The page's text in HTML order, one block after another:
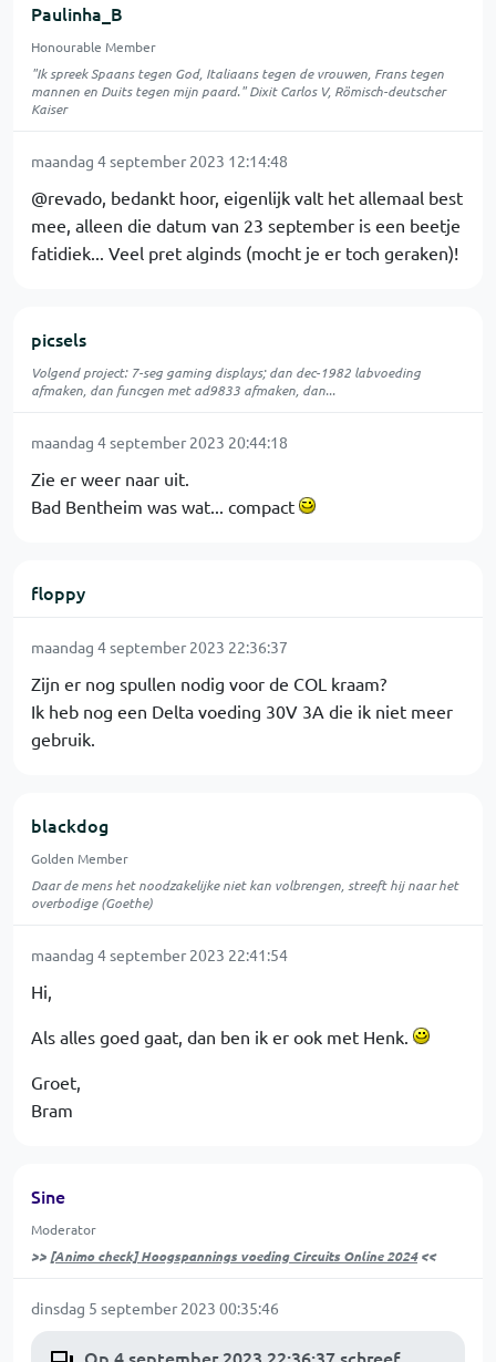
Paulinha_B
Honourable Member
"Ik spreek Spaans tegen God, Italiaans tegen de vrouwen, Frans tegen
mannen en Duits tegen mijn paard." Dixit Carlos V, Römisch-deutscher
Kaiser
maandag 4 september 2023 12:14:48
@revado, bedankt hoor, eigenlijk valt het allemaal best
mee, alleen die datum van 23 september is een beetje
fatidiek... Veel pret alginds (mocht je er toch geraken)!
picsels
Volgend project: 7-seg gaming displays; dan dec-1982 labvoeding
afmaken, dan funcgen met ad9833 afmaken, dan...
maandag 4 september 2023 20:44:18
Zie er weer naar uit.
Bad Bentheim was wat... compact
floppy
maandag 4 september 2023 22:36:37
Zijn er nog spullen nodig voor de COL kraam?
Ik heb nog een Delta voeding 30V 3A die ik niet meer
gebruik.
blackdog
Golden Member
Daar de mens het noodzakelijke niet kan volbrengen, streeft hij naar het
overbodige (Goethe)
maandag 4 september 2023 22:41:54
Hi,
Als alles goed gaat, dan ben ik er ook met Henk.
Groet,
Bram
Sine
Moderator
>> [Animo check] Hoogspannings voeding Circuits Online 2024<<
dinsdag 5 september 2023 00:35:46